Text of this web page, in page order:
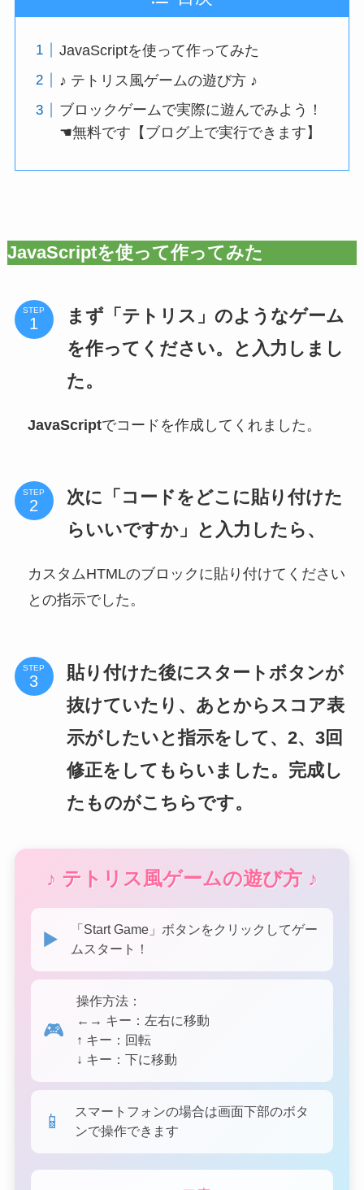
JavaScriptを使って作ってみた
♪ テトリス風ゲームの遊び方 ♪
ブロックゲームで実際に遊んでみよう！
☚無料です【ブログ上で実行できます】
JavaScriptを使って作ってみた
STEP
まず「テトリス」のようなゲーム
を作ってください。と入力しまし
た。
JavaScriptでコードを作成してくれました。
STEP
次に「コードをどこに貼り付けた
らいいですか」と入力したら、
カスタムHTMLのブロックに貼り付けてください
との指示でした。
STEP
貼り付けた後にスタートボタンが
抜けていたり、あとからスコア表
示がしたいと指示をして、2、3回
修正をしてもらいました。完成し
たものがこちらです。
♪ テトリス風ゲームの遊び方 ♪
▶️
「Start Game」ボタンをクリックしてゲー
ムスタート！
🎮
操作方法：
←→ キー：左右に移動
↑ キー：回転
↓ キー：下に移動
📱
スマートフォンの場合は画面下部のボタ
ンで操作できます